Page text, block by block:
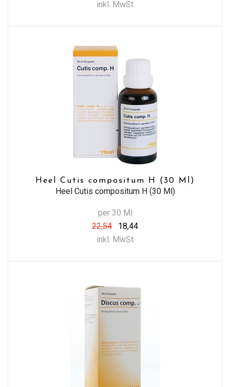
inkl. MwSt
Heel Cutis compositum H (30 Ml)
Heel Cutis compositum H (30 Ml)
per 30 Ml
22,54
18,44
inkl. MwSt